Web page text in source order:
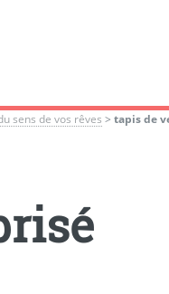
sens de vos rêves > tapis de